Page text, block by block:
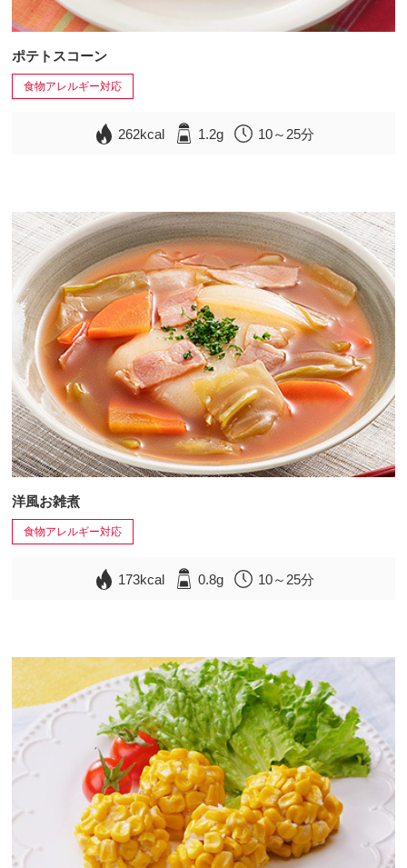
ポテトスコーン
食物アレルギー対応
262kcal 1.2g 10～25分
洋風お雑煮
食物アレルギー対応
173kcal 0.8g 10～25分